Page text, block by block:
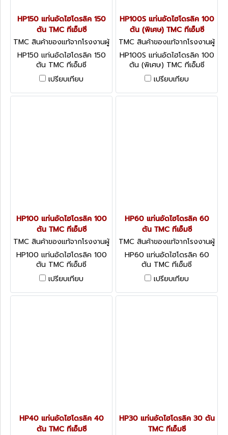
HP150 แท่นอัดไฮโดรลิค 150
ตัน TMC ทีเอ็มซี
TMC สินค้าของแท้จากโรงงานผู้
ผลิต HP150
HP150 แท่นอัดไฮโดรลิค 150
ตัน TMC ทีเอ็มซี
เปรียบเทียบ
HP100S แท่นอัดไฮโดรลิค 100
ตัน (พิเศษ) TMC ทีเอ็มซี
TMC สินค้าของแท้จากโรงงานผู้
ผลิต HP100S
HP100S แท่นอัดไฮโดรลิค 100
ตัน (พิเศษ) TMC ทีเอ็มซี
เปรียบเทียบ
HP100 แท่นอัดไฮโดรลิค 100
ตัน TMC ทีเอ็มซี
TMC สินค้าของแท้จากโรงงานผู้
ผลิต HP100
HP100 แท่นอัดไฮโดรลิค 100
ตัน TMC ทีเอ็มซี
เปรียบเทียบ
HP60 แท่นอัดไฮโดรลิค 60
ตัน TMC ทีเอ็มซี
TMC สินค้าของแท้จากโรงงานผู้
ผลิต HP60
HP60 แท่นอัดไฮโดรลิค 60
ตัน TMC ทีเอ็มซี
เปรียบเทียบ
HP40 แท่นอัดไฮโดรลิค 40
ตัน TMC ทีเอ็มซี
HP30 แท่นอัดไฮโดรลิค 30 ตัน
TMC ทีเอ็มซี